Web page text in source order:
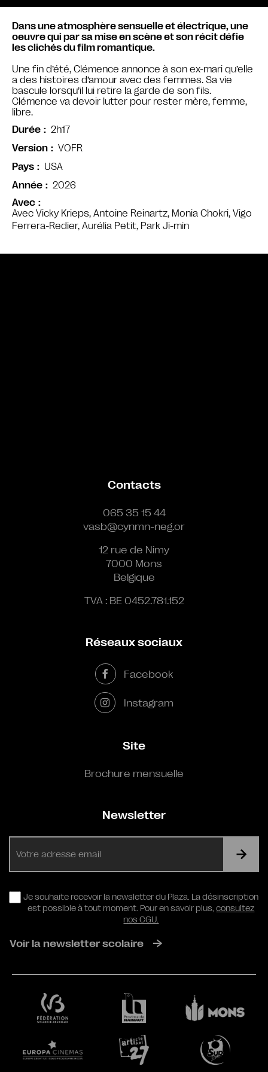
Avec
Avec Vicky Krieps, Antoine Reinartz, Monia Chokri, Vigo
Ferrera-Redier, Aurélia Petit, Park Ji-min
Dans une atmosphère sensuelle et électrique, une
oeuvre qui par sa mise en scène et son récit défie
les clichés du film romantique.
Une fin d’été, Clémence annonce à son ex-mari qu’elle
a des histoires d’amour avec des femmes. Sa vie
bascule lorsqu’il lui retire la garde de son fils.
Clémence va devoir lutter pour rester mère, femme,
libre.
Durée
2h17
Version
VOFR
Pays
USA
Année
2026
Contacts
065 35 15 44
vasb@cynmn-neg.or
12 rue de Nimy
7000 Mons
Belgique
TVA : BE 0452.781.152
Réseaux sociaux
Facebook
Instagram
Site
Brochure mensuelle
Newsletter
RGPD
Je souhaite recevoir la newsletter du Plaza. La désinscription
est possible à tout moment. Pour en savoir plus,consultez
nos CGU.
Voir la newsletter scolaire